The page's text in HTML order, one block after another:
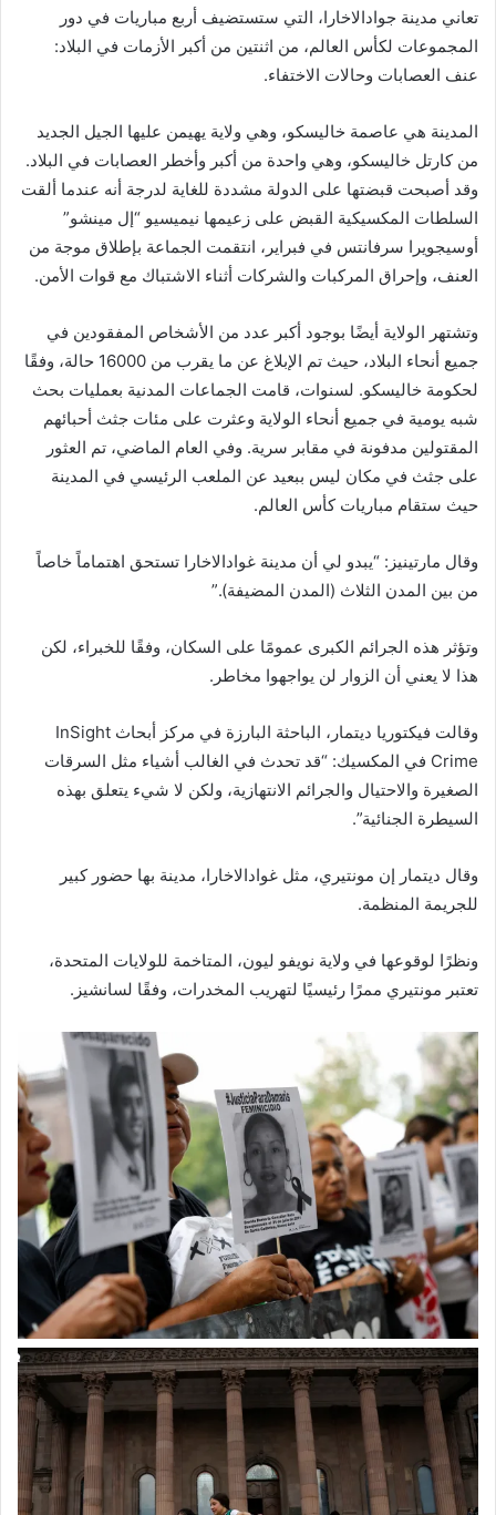
تعاني مدينة جوادالاخارا، التي ستستضيف أربع مباريات في دور
المجموعات لكأس العالم، من اثنتين من أكبر الأزمات في البلاد:
عنف العصابات وحالات الاختفاء.
المدينة هي عاصمة خاليسكو، وهي ولاية يهيمن عليها الجيل الجديد
من كارتل خاليسكو، وهي واحدة من أكبر وأخطر العصابات في البلاد.
وقد أصبحت قبضتها على الدولة مشددة للغاية لدرجة أنه عندما ألقت
السلطات المكسيكية القبض على زعيمها نيميسيو “إل مينشو”
أوسيجويرا سرفانتس في فبراير، انتقمت الجماعة بإطلاق موجة من
العنف، وإحراق المركبات والشركات أثناء الاشتباك مع قوات الأمن.
وتشتهر الولاية أيضًا بوجود أكبر عدد من الأشخاص المفقودين في
جميع أنحاء البلاد، حيث تم الإبلاغ عن ما يقرب من 16000 حالة، وفقًا
لحكومة خاليسكو. لسنوات، قامت الجماعات المدنية بعمليات بحث
شبه يومية في جميع أنحاء الولاية وعثرت على مئات جثث أحبائهم
المقتولين مدفونة في مقابر سرية. وفي العام الماضي، تم العثور
على جثث في مكان ليس ببعيد عن الملعب الرئيسي في المدينة
حيث ستقام مباريات كأس العالم.
وقال مارتينيز: “يبدو لي أن مدينة غوادالاخارا تستحق اهتماماً خاصاً
من بين المدن الثلاث (المدن المضيفة).”
وتؤثر هذه الجرائم الكبرى عمومًا على السكان، وفقًا للخبراء، لكن
هذا لا يعني أن الزوار لن يواجهوا مخاطر.
وقالت فيكتوريا ديتمار، الباحثة البارزة في مركز أبحاث InSight
Crime في المكسيك: “قد تحدث في الغالب أشياء مثل السرقات
الصغيرة والاحتيال والجرائم الانتهازية، ولكن لا شيء يتعلق بهذه
السيطرة الجنائية”.
وقال ديتمار إن مونتيري، مثل غوادالاخارا، مدينة بها حضور كبير
للجريمة المنظمة.
ونظرًا لوقوعها في ولاية نويفو ليون، المتاخمة للولايات المتحدة،
تعتبر مونتيري ممرًا رئيسيًا لتهريب المخدرات، وفقًا لسانشيز.